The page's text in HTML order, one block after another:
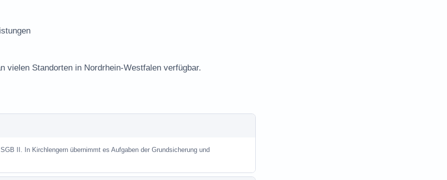
vielen Standorten in Nordrhein-Westfalen verfügbar.
II. In Kirchlengern übernimmt es Aufgaben der Grundsicherung und